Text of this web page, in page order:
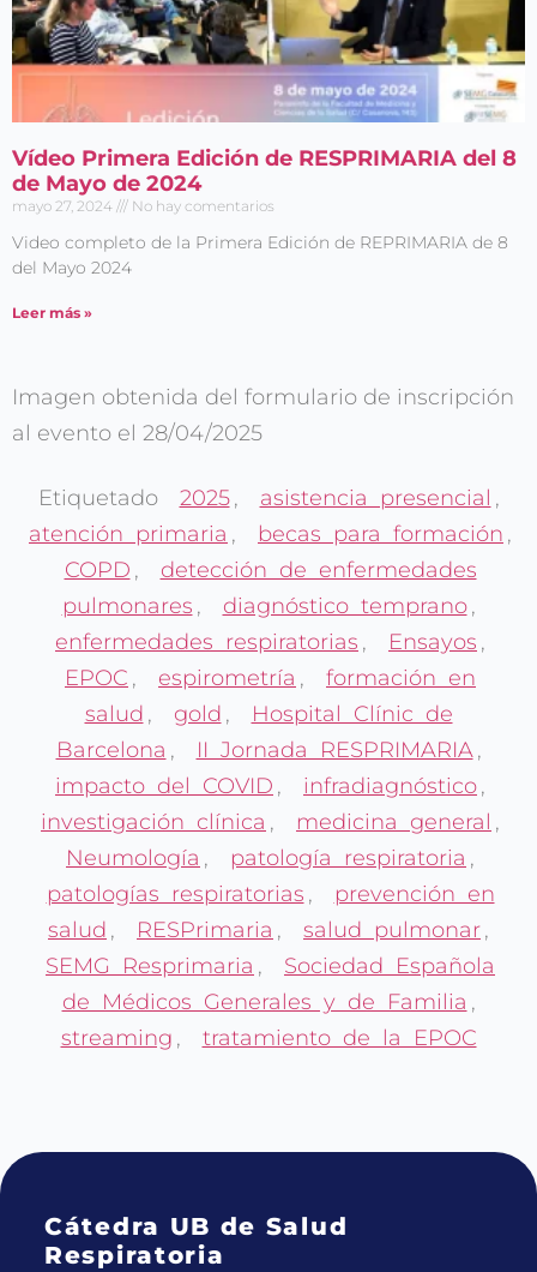
Vídeo Primera Edición de RESPRIMARIA del 8
de Mayo de 2024
mayo 27, 2024 No hay comentarios
Video completo de la Primera Edición de REPRIMARIA de 8
del Mayo 2024
Leer más »
Imagen obtenida del formulario de inscripción
al evento el 28/04/2025
Etiquetado 2025 , asistencia presencial ,
atención primaria , becas para formación ,
COPD ,
detección de enfermedades
pulmonares , diagnóstico temprano ,
enfermedades respiratorias , Ensayos ,
EPOC , espirometría ,
formación en
salud , gold ,
Hospital Clínic de
Barcelona , II Jornada RESPRIMARIA ,
impacto del COVID , infradiagnóstico,
investigación clínica , medicina general ,
Neumología , patología respiratoria ,
patologías respiratorias ,
prevención en
salud , RESPrimaria , salud pulmonar,
SEMG Resprimaria ,
Sociedad Española
de Médicos Generales y de Familia ,
streaming , tratamiento de la EPOC
Cátedra UB de Salud
Respiratoria